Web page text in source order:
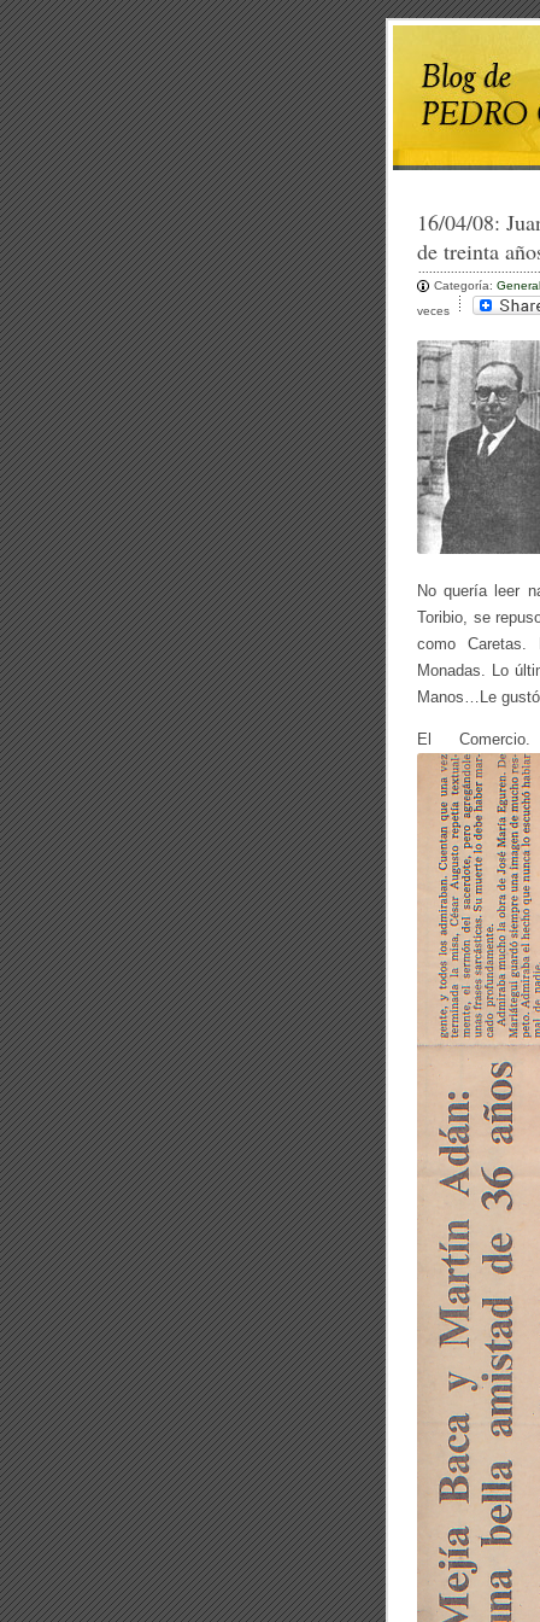
16/04/08:
de treinta
Categoría: General
veces
No quería leer
Toribio, se
como Caretas.
Monadas. Lo
Manos…Le
El